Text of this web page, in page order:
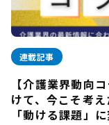
連載記事
【介護業界動向
けて、今こそ考
「動ける課題」